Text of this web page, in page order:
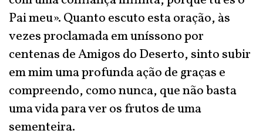
Pai meu». Quanto escuto esta oração, às
vezes proclamada em uníssono por
centenas de Amigos do Deserto, sinto subir
em mim uma profunda ação de graças e
compreendo, como nunca, que não basta
uma vida para ver os frutos de uma
sementeira.